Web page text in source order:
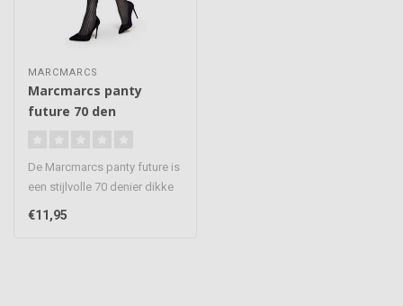
MARCMARCS
Marcmarcs panty
future 70 den
De Marcmarcs panty future is
een stijlvolle 70 denier dikke
€11,95